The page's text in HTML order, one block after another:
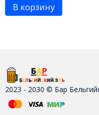
В корзину
2023 - 2030 © Бар